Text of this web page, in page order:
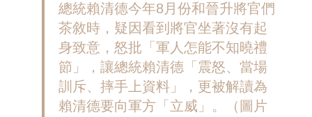
總統賴清德今年8月份和晉升將官們
茶敘時，疑因看到將官坐著沒有起
身致意，怒批「軍人怎能不知曉禮
節」，讓總統賴清德「震怒、當場
訓斥、摔手上資料」，更被解讀為
賴清德要向軍方「立威」。（圖片